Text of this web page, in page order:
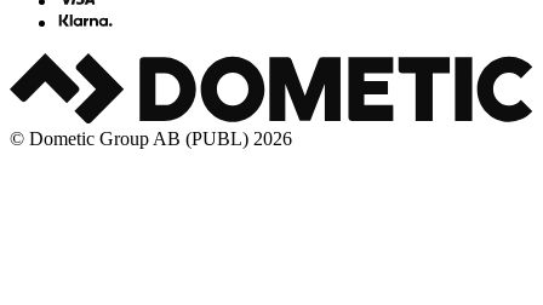
© Dometic Group AB (PUBL) 2026